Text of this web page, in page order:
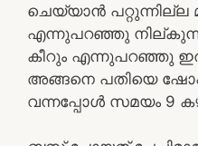
ചെയ്യാൻ
എന്നുപറഞ്ഞു
കീറും എന്നുപറഞ്ഞു
അങ്ങനെ പതിയെ
വന്നപ്പോൾ സമയം 9